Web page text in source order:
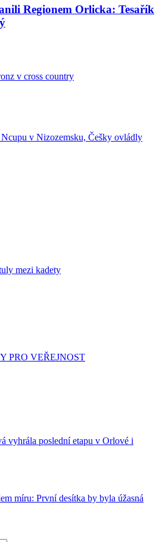
Regionem Orlicka: Tesařík
v cross country
Ncupu v Nizozemsku, Češky ovládly
mezi kadety
vyhrála poslední etapu v Orlové i
míru: První desítka by byla úžasná